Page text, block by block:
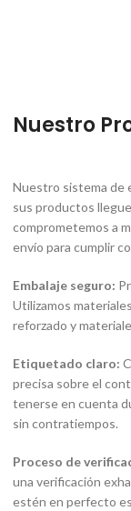
Nuestro
Nuestro sistema de
sus productos
comprometemos a
envío para cumplir
Embalaje seguro:
Utilizamos
reforzado y
Etiquetado claro:
precisa sobre el
tenerse en cuenta
sin contratiempos.
Proceso de
una verificación
estén en perfecto